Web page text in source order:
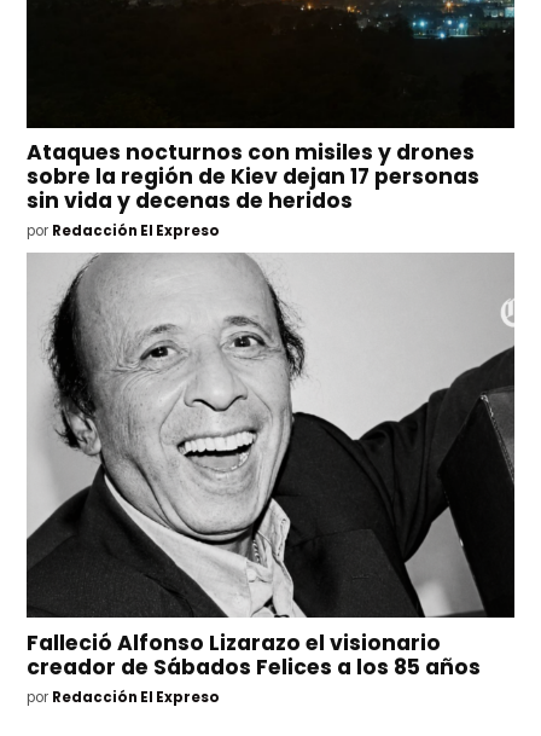
Ataques nocturnos con misiles y drones
sobre la región de Kiev dejan 17 personas
sin vida y decenas de heridos
por Redacción El Expreso
Falleció Alfonso Lizarazo el visionario
creador de Sábados Felices a los 85 años
por Redacción El Expreso